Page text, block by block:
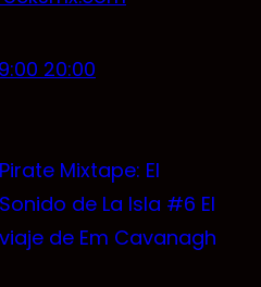
20:00
Pirate Mixtape: El
Sonido de La Isla #6 El
viaje de Em Cavanagh